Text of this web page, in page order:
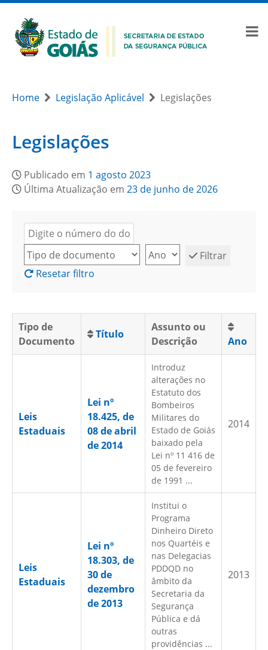
Home Legislação Aplicável Legislações
Legislações
Publicado em 1 agosto 2023
Última Atualização em 23 de junho de 2026
Filtrar
Resetar filtro
Tipo de
Documento
Título
Assunto ou
Descrição
Ano
Leis
Estaduais
Lei nº
18.425, de
08 de abril
de 2014
Introduz
alterações no
Estatuto dos
Bombeiros
Militares do
Estado de Goiás
baixado pela
Lei nº 11 416 de
05 de fevereiro
de 1991 ...
2014
Leis
Estaduais
Lei nº
18.303, de
30 de
dezembro
de 2013
Institui o
Programa
Dinheiro Direto
nos Quartéis e
nas Delegacias
PDDQD no
âmbito da
Secretaria da
Segurança
Pública e dá
outras
providências ...
2013